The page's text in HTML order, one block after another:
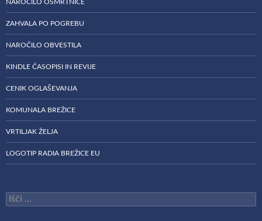
NAROČILO OSMRTNICE
ZAHVALA PO POGREBU
NAROČILO OBVESTILA
KINDLE ČASOPISI IN REVIJE
CENIK OGLAŠEVANJA
KOMUNALA BREŽICE
VRTILJAK ŽELJA
LOGOTIP RADIA BREŽICE EU
Išči: